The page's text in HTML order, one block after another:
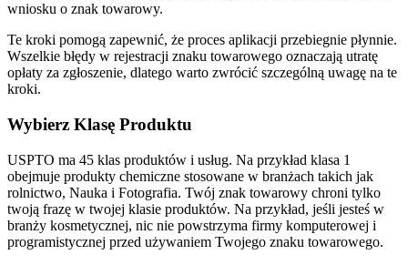
wniosku o znak towarowy.
Te kroki pomogą zapewnić, że proces aplikacji przebiegnie płynnie.
Wszelkie błędy w rejestracji znaku towarowego oznaczają utratę
opłaty za zgłoszenie, dlatego warto zwrócić szczególną uwagę na te
kroki.
Wybierz Klasę Produktu
USPTO ma 45 klas produktów i usług. Na przykład klasa 1
obejmuje produkty chemiczne stosowane w branżach takich jak
rolnictwo, Nauka i Fotografia. Twój znak towarowy chroni tylko
twoją frazę w twojej klasie produktów. Na przykład, jeśli jesteś w
branży kosmetycznej, nic nie powstrzyma firmy komputerowej i
programistycznej przed używaniem Twojego znaku towarowego.